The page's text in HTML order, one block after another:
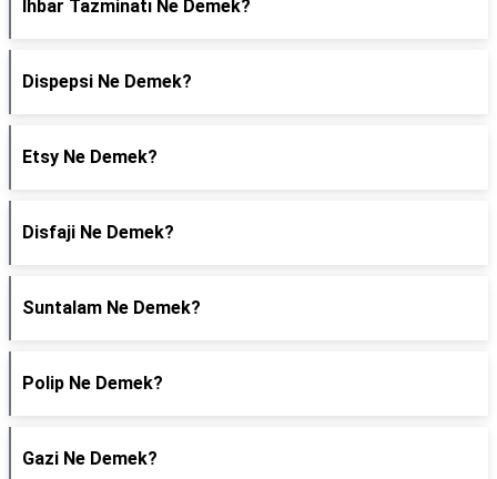
İhbar Tazminatı Ne Demek?
Dispepsi Ne Demek?
Etsy Ne Demek?
Disfaji Ne Demek?
Suntalam Ne Demek?
Polip Ne Demek?
Gazi Ne Demek?